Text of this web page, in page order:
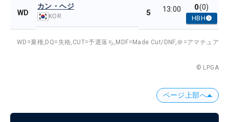
WD
カン・ヘジ
KOR 5 13:00 0(0)
HBH
WD=棄権, DQ=失格, CUT=予選落ち, MDF=Made Cut/DNF,＠=アマチュア
© LPGA
ページ上部へ